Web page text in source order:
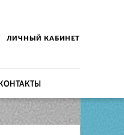
ЛИЧНЫЙ КАБИНЕТ